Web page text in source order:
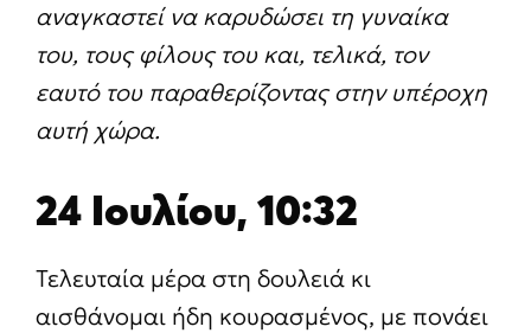
αναγκαστεί να καρυδώσει τη γυναίκα
του, τους φίλους του και, τελικά, τον
εαυτό του παραθερίζοντας στην υπέροχη
αυτή χώρα.
24 Ιουλίου, 10:32
Τελευταία μέρα στη δουλειά κι
αισθάνομαι ήδη κουρασμένος, με πονάει